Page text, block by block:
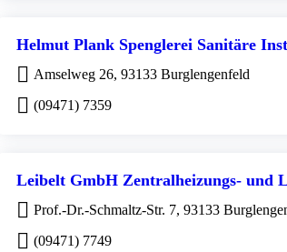
Helmut Plank Spenglerei Sanitäre
Amselweg 26, 93133 Burglengenfeld
(09471) 7359
Leibelt GmbH Zentralheizungs- und
Prof.-Dr.-Schmaltz-Str. 7, 93133
(09471) 7749